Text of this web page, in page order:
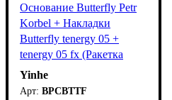
Основание Butterfly Petr
Korbel + Накладки
Butterfly tenergy 05 +
tenergy 05 fx (Ракетка
собрана в ручную)
Yinhe
BPCBTTF